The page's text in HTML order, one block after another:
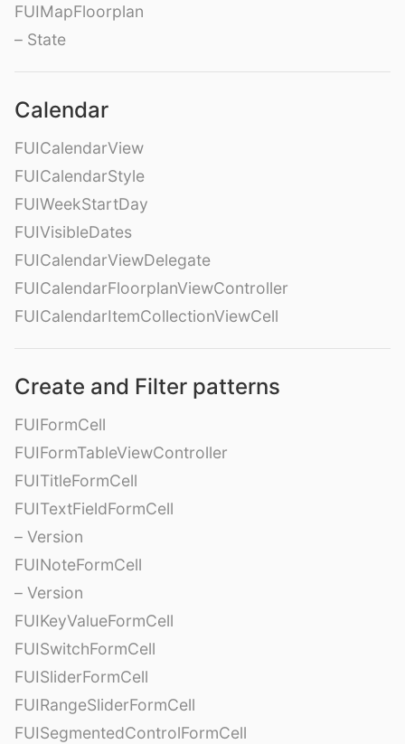
FUIMapFloorplan
– State
Calendar
FUICalendarView
FUICalendarStyle
FUIWeekStartDay
FUIVisibleDates
FUICalendarViewDelegate
FUICalendarFloorplanViewController
FUICalendarItemCollectionViewCell
Create and Filter patterns
FUIFormCell
FUIFormTableViewController
FUITitleFormCell
FUITextFieldFormCell
– Version
FUINoteFormCell
– Version
FUIKeyValueFormCell
FUISwitchFormCell
FUISliderFormCell
FUIRangeSliderFormCell
FUISegmentedControlFormCell